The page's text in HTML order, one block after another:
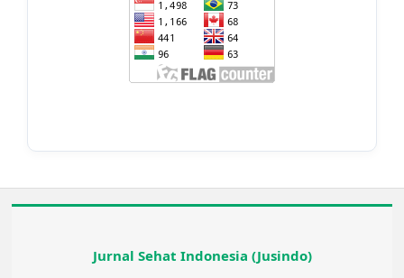
Jurnal Sehat Indonesia (Jusindo)